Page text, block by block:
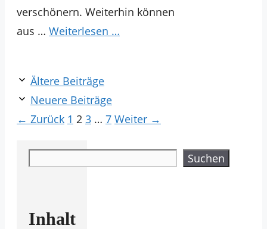
verschönern. Weiterhin können
aus … Weiterlesen …
Ältere Beiträge
Neuere Beiträge
← Zurück Seite
1 Seite
2 Seite
3 … Seite
7 Weiter →
Suchen
Inhalt